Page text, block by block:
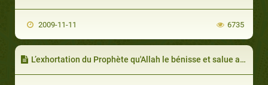
2009-11-11 6735
L’exhortation du Prophète qu'Allah le bénisse et salue au bon comportement envers son épouse